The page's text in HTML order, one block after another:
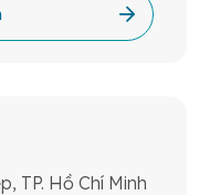
TP. Hồ Chí Minh